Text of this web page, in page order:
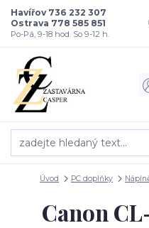
Havířov 736 232 307
Ostrava 778 585 851
Po-Pá, 9-18 hod. So 9-12 h.
Úvod PC doplňky
Canon